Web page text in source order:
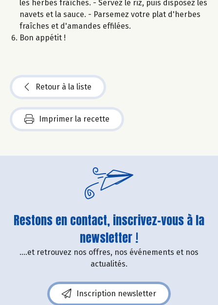
les herbes fraîches. - Servez le riz, puis disposez les
navets et la sauce. - Parsemez votre plat d'herbes
fraîches et d'amandes effilées.
Bon appétit !
Retour à la liste
Imprimer la recette
Restons en contact, inscrivez-vous à la
newsletter !
....et retrouvez nos offres, nos événements et nos
actualités.
Inscription newsletter